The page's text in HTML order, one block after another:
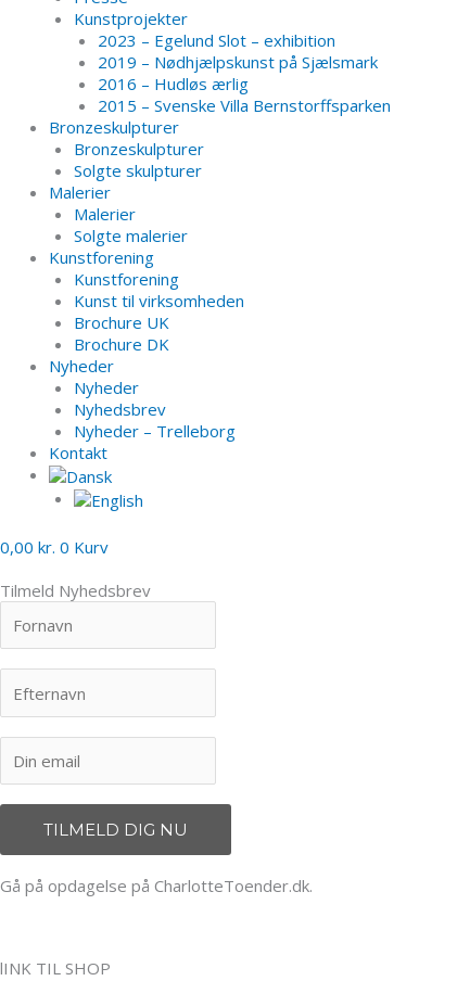
Kunstprojekter
2023 – Egelund Slot – exhibition
2019 – Nødhjælpskunst på Sjælsmark
2016 – Hudløs ærlig
2015 – Svenske Villa Bernstorffsparken
Bronzeskulpturer
Bronzeskulpturer
Solgte skulpturer
Malerier
Malerier
Solgte malerier
Kunstforening
Kunstforening
Kunst til virksomheden
Brochure UK
Brochure DK
Nyheder
Nyheder
Nyhedsbrev
Nyheder – Trelleborg
Kontakt
0,00 kr. 0 Kurv
Tilmeld Nyhedsbrev
Gå på opdagelse på CharlotteToender.dk.
lINK TIL SHOP